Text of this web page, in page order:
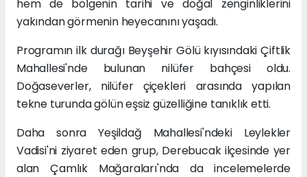
hem de bölgenin tarihi ve doğal zenginliklerini
yakından görmenin heyecanını yaşadı.
Programın ilk durağı Beyşehir Gölü kıyısındaki Çiftlik
Mahallesi'nde bulunan nilüfer bahçesi oldu.
Doğaseverler, nilüfer çiçekleri arasında yapılan
tekne turunda gölün eşsiz güzelliğine tanıklık etti.
Daha sonra Yeşildağ Mahallesi'ndeki Leylekler
Vadisi'ni ziyaret eden grup, Derebucak ilçesinde yer
alan Çamlık Mağaraları'nda da incelemelerde